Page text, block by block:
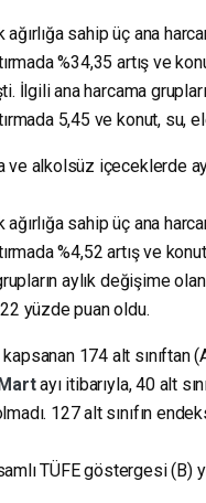
ağırlığa sahip üç ana
%34,35 artış ve
İlgili ana harcama
5,45 ve konut, su,
ve alkolsüz içeceklerde
ağırlığa sahip üç ana
%4,52 artış ve
aylık değişime
yüzde puan oldu.
174 alt sınıftan
ayı itibarıyla, 40 alt
127 alt sınıfın
TÜFE göstergesi (B)